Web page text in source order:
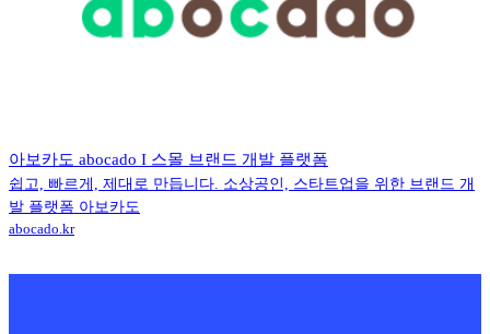
아보카도 abocado I 스몰 브랜드 개발 플랫폼
쉽고, 빠르게, 제대로 만듭니다. 소상공인, 스타트업을 위한 브랜드 개
발 플랫폼 아보카도
abocado.kr